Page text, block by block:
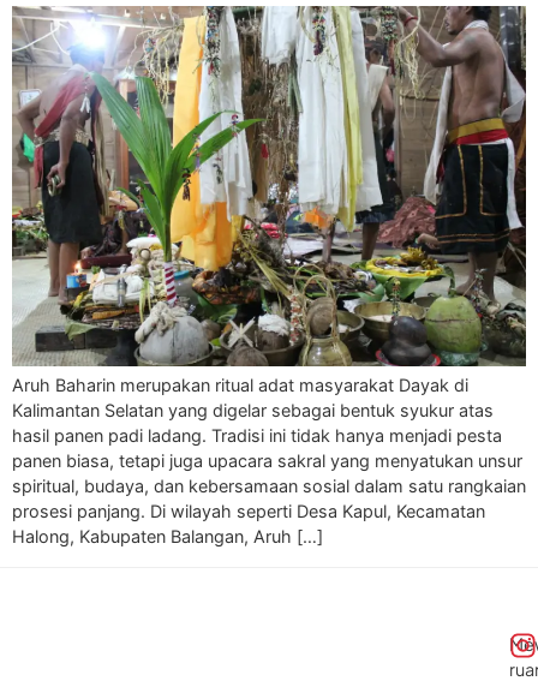
Aruh Baharin merupakan ritual adat masyarakat Dayak di
Kalimantan Selatan yang digelar sebagai bentuk syukur atas
hasil panen padi ladang. Tradisi ini tidak hanya menjadi pesta
panen biasa, tetapi juga upacara sakral yang menyatukan unsur
spiritual, budaya, dan kebersamaan sosial dalam satu rangkaian
prosesi panjang. Di wilayah seperti Desa Kapul, Kecamatan
Halong, Kabupaten Balangan, Aruh […]